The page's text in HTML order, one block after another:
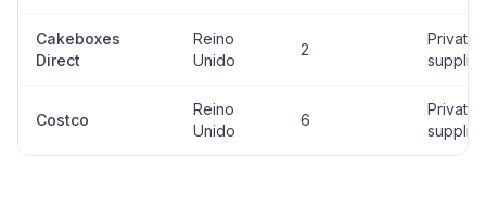
Cakeboxes
Direct
Reino
Unido
2
Private
supplier
Costco
Reino
Unido
6
Private
supplier